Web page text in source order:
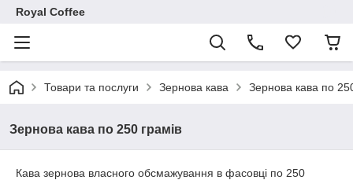
Royal Coffee
Товари та послуги Зернова кава Зернова кава по
Зернова кава по 250 грамів
Кава зернова власного обсмажування в фасовці по 250